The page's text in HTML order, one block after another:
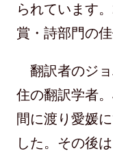
られています
賞・詩部門の
翻訳者のジ
住の翻訳学者
間に渡り愛媛
した。その後